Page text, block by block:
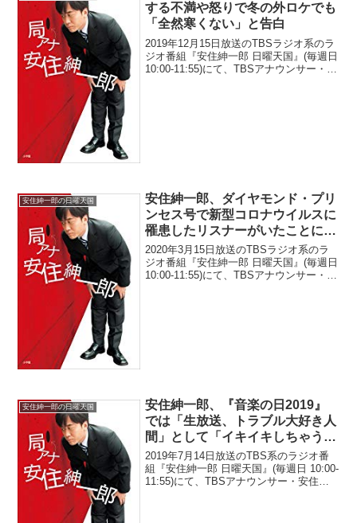
する不満や怒りで冬の外ロケでも
「全然寒くない」と告白
2019年12月15日放送のTBSラジオ系のラ
ジオ番組『安住紳一郎 日曜天国』(毎週日
10:00-11:55)にて、TBSアナウンサー・安
安住紳一郎の日曜天国
安住紳一郎、ダイヤモンド・プリ
ンセス号で新型コロナウイルスに
罹患したリスナーがいたことに言
及「そこに自分の知っている人が
いると、急に問題意識が変わる」
2020年3月15日放送のTBSラジオ系のラ
ジオ番組『安住紳一郎 日曜天国』(毎週日
10:00-11:55)にて、TBSアナウンサー・安
安住紳一郎の日曜天国
安住紳一郎、『音楽の日2019』
では「生放送、トラブル大好き人
間」として「イキイキしちゃう」
と告白
2019年7月14日放送のTBS系のラジオ番
組『安住紳一郎 日曜天国』(毎週日 10:00-
11:55)にて、TBSアナウンサー・安住紳